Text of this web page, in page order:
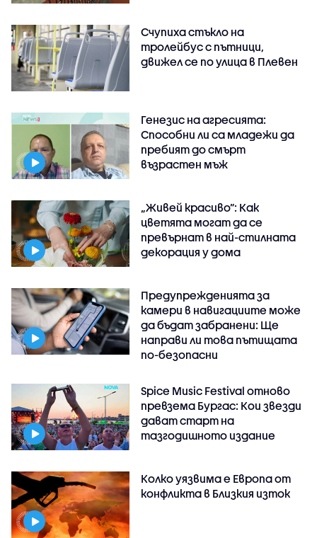
Счупиха стъкло на
тролейбус с пътници,
движел се по улица в Плевен
Генезис на агресията:
Способни ли са младежи да
пребият до смърт
възрастен мъж
„Живей красиво”: Как
цветята могат да се
превърнат в най-стилната
декорация у дома
Предупрежденията за
камери в навигациите може
да бъдат забранени: Ще
направи ли това пътищата
по-безопасни
Spice Music Festival отново
превзема Бургас: Кои звезди
дават старт на
тазгодишното издание
Колко уязвима е Европа от
конфликта в Близкия изток